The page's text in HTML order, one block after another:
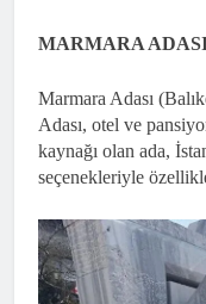
MARMARA
Marmara Adası
Adası, otel ve
kaynağı olan ada,
seçenekleriyle